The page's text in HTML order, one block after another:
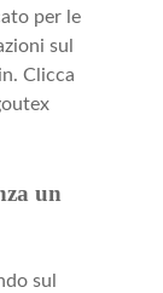
per le
sul
Clicca
un
sul